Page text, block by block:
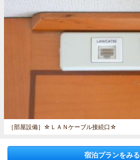
［部屋設備］ ☆ＬＡＮケーブル接続口☆
宿泊プランをみる